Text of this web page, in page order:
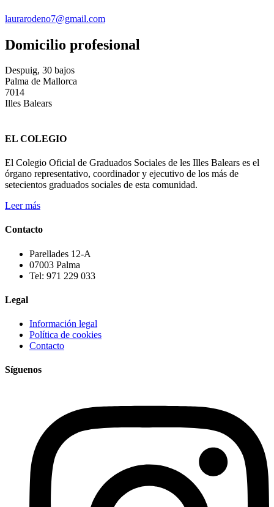
laurarodeno7@gmail.com
Domicilio profesional
Despuig, 30 bajos
Palma de Mallorca
7014
Illes Balears
EL COLEGIO
El Colegio Oficial de Graduados Sociales de les Illes Balears es el
órgano representativo, coordinador y ejecutivo de los más de
setecientos graduados sociales de esta comunidad.
Leer más
Contacto
Parellades 12-A
07003 Palma
Tel: 971 229 033
Legal
Información legal
Política de cookies
Contacto
Síguenos